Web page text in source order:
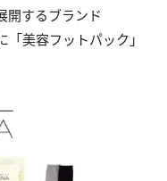
開するブランド
「美容フットパック」